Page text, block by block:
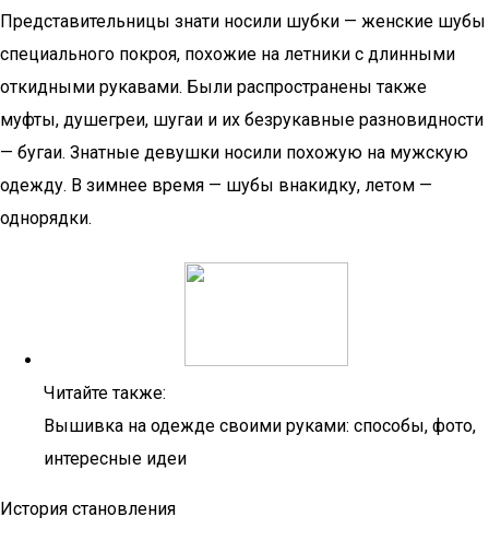
Представительницы знати носили шубки — женские шубы
специального покроя, похожие на летники с длинными
откидными рукавами. Были распространены также
муфты, душегреи, шугаи и их безрукавные разновидности
— бугаи. Знатные девушки носили похожую на мужскую
одежду. В зимнее время — шубы внакидку, летом —
однорядки.
Читайте также:
Вышивка на одежде своими руками: способы, фото,
интересные идеи
История становления